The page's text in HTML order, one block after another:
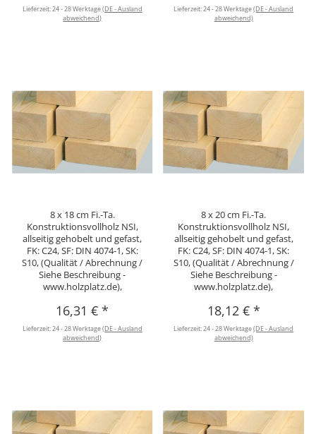
Lieferzeit:24 - 28 Werktage(DE - Ausland
abweichend)
Lieferzeit:24 - 28 Werktage(DE - Ausland
abweichend)
8 x 18 cm Fi.-Ta.
Konstruktionsvollholz NSI,
allseitig gehobelt und gefast,
FK: C24, SF: DIN 4074-1, SK:
S10, (Qualität / Abrechnung /
Siehe Beschreibung -
www.holzplatz.de),
16,31 €*
Lieferzeit:24 - 28 Werktage(DE - Ausland
abweichend)
8 x 20 cm Fi.-Ta.
Konstruktionsvollholz NSI,
allseitig gehobelt und gefast,
FK: C24, SF: DIN 4074-1, SK:
S10, (Qualität / Abrechnung /
Siehe Beschreibung -
www.holzplatz.de),
18,12 € *
Lieferzeit:24 - 28 Werktage(DE - Ausland
abweichend)